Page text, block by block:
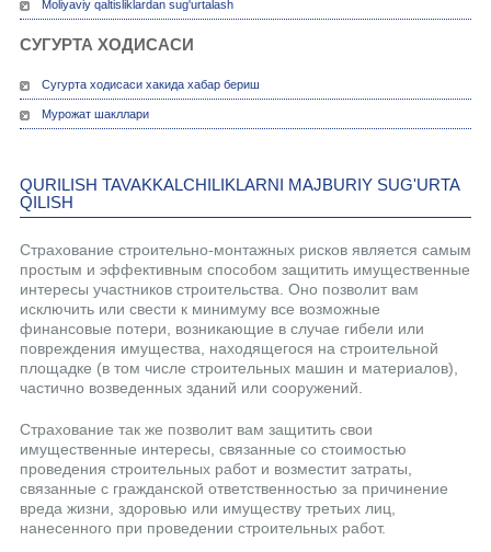
Moliyaviy qaltisliklardan sug'urtalash
СУГУРТА ХОДИСАСИ
Сугурта ходисаси хакида хабар бериш
Мурожат шакллари
QURILISH TAVAKKALCHILIKLARNI MAJBURIY SUG'URTA
QILISH
Страхование строительно-монтажных рисков является самым
простым и эффективным способом защитить имущественные
интересы участников строительства. Оно позволит вам
исключить или свести к минимуму все возможные
финансовые потери, возникающие в случае гибели или
повреждения имущества, находящегося на строительной
площадке (в том числе строительных машин и материалов),
частично возведенных зданий или сооружений.
Страхование так же позволит вам защитить свои
имущественные интересы, связанные со стоимостью
проведения строительных работ и возместит затраты,
связанные с гражданской ответственностью за причинение
вреда жизни, здоровью или имуществу третьих лиц,
нанесенного при проведении строительных работ.